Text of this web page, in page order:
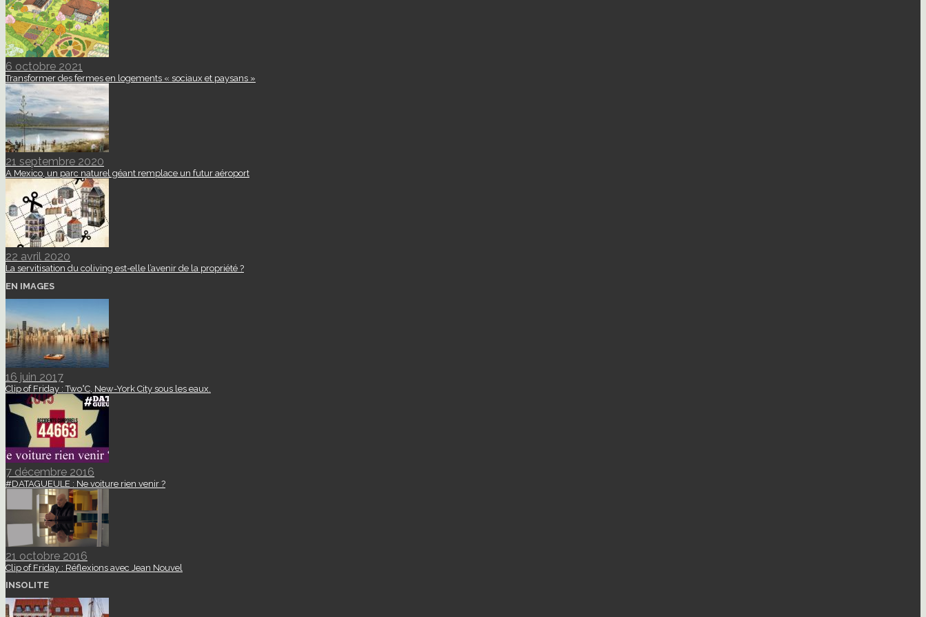
6 octobre 2021
Transformer des fermes en logements « sociaux et paysans »
21 septembre 2020
A Mexico, un parc naturel géant remplace un futur aéroport
22 avril 2020
La servitisation du coliving est-elle l’avenir de la propriété ?
EN IMAGES
16 juin 2017
Clip of Friday : Two°C, New-York City sous les eaux.
7 décembre 2016
#DATAGUEULE : Ne voiture rien venir ?
21 octobre 2016
Clip of Friday : Réflexions avec Jean Nouvel
INSOLITE